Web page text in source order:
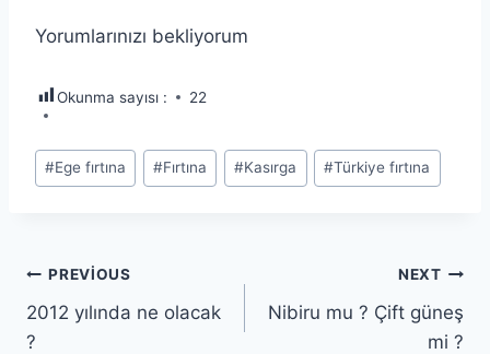
Yorumlarınızı bekliyorum
Okunma sayısı : 22
Post
Tags:
#Ege fırtına #Fırtına #Kasırga #Türkiye fırtına
Yazı
gezinmesi
PREVIOUS
2012 yılında ne olacak
?
NEXT
Nibiru mu ? Çift güneş
mi ?